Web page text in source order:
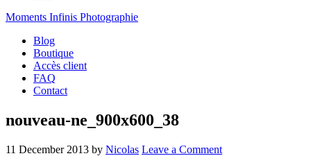
Moments Infinis Photographie
Blog
Boutique
Accès client
FAQ
Contact
nouveau-ne_900x600_38
11 December 2013 by Nicolas Leave a Comment